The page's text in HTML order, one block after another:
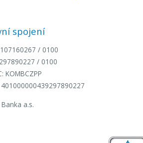
spojení
/ 0100
/ 0100
KOMBCZPP
a.s.